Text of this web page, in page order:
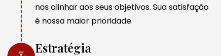
nos alinhar aos seus objetivos. Sua satisfação
é nossa maior prioridade.
Estratégia